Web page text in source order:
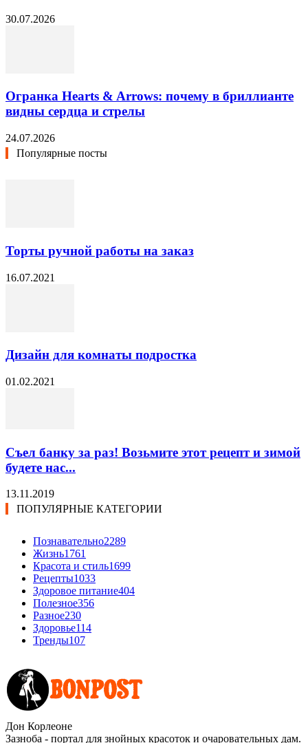
30.07.2026
Огранка Hearts & Arrows: почему в бриллианте
видны сердца и стрелы
24.07.2026
Популярные посты
Торты ручной работы на заказ
16.07.2021
Дизайн для комнаты подростка
01.02.2021
Съел банку за раз! Возьмите этот рецепт и зимой
будете нас...
13.11.2019
ПОПУЛЯРНЫЕ КАТЕГОРИИ
Познавательно2289
Жизнь1761
Красота и стиль1699
Рецепты1033
Здоровое питание404
Полезное356
Разное230
Здоровье114
Тренды107
Дон Корлеоне
Зазноба - портал для знойных красоток и очаровательных дам.